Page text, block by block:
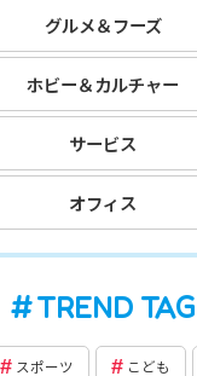
グルメ＆フーズ
ホビー＆カルチャー
サービス
オフィス
TREND TAG
スポーツ こども